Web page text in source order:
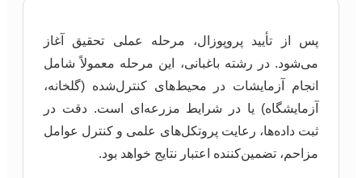
پس از تأیید پروپوزال، مرحله عملی تحقیق آغاز
می‌شود. در رشته باغبانی، این مرحله معمولاً شامل
انجام آزمایشات در محیط‌های کنترل‌شده (گلخانه،
آزمایشگاه) یا در شرایط مزرعه‌ای است. دقت در
ثبت داده‌ها، رعایت پروتکل‌های علمی و کنترل عوامل
مزاحم، تضمین‌کننده اعتبار نتایج خواهد بود.